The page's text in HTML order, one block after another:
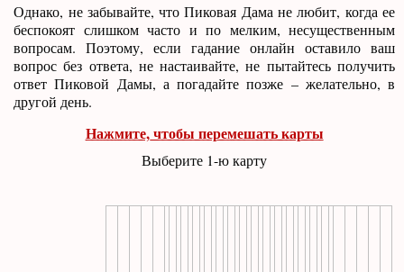
Однако, не забывайте, что Пиковая Дама не любит, когда ее
беспокоят слишком часто и по мелким, несущественным
вопросам. Поэтому, если гадание онлайн оставило ваш
вопрос без ответа, не настаивайте, не пытайтесь получить
ответ Пиковой Дамы, а погадайте позже – желательно, в
другой день.
Нажмите, чтобы перемешать карты
Выберите 1-ю карту